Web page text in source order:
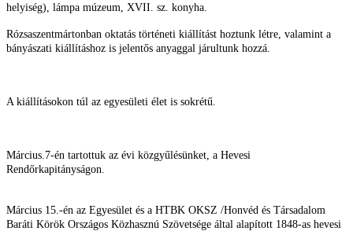
helyiség), lámpa múzeum, XVII. sz. konyha.
Rózsaszentmártonban oktatás történeti kiállítást hoztunk létre, valamint a
bányászati kiállításhoz is jelentős anyaggal járultunk hozzá.
A kiállításokon túl az egyesületi élet is sokrétű.
Március.7-én tartottuk az évi közgyűlésünket, a Hevesi
Rendőrkapitányságon.
Március 15.-én az Egyesület és a HTBK OKSZ /Honvéd és Társadalom
Baráti Körök Országos Közhasznú Szövetsége által alapított 1848-as hevesi